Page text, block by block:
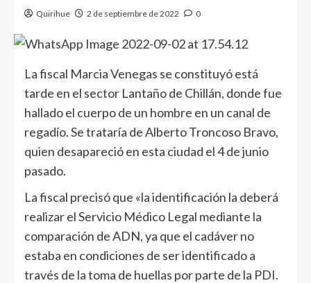
Quirihue 2 de septiembre de 2022 0
La fiscal Marcia Venegas se constituyó está
tarde en el sector Lantaño de Chillán, donde fue
hallado el cuerpo de un hombre en un canal de
regadío. Se trataría de Alberto Troncoso Bravo,
quien desapareció en esta ciudad el 4 de junio
pasado.
La fiscal precisó que «la identificación la deberá
realizar el Servicio Médico Legal mediante la
comparación de ADN, ya que el cadáver no
estaba en condiciones de ser identificado a
través de la toma de huellas por parte de la PDI.